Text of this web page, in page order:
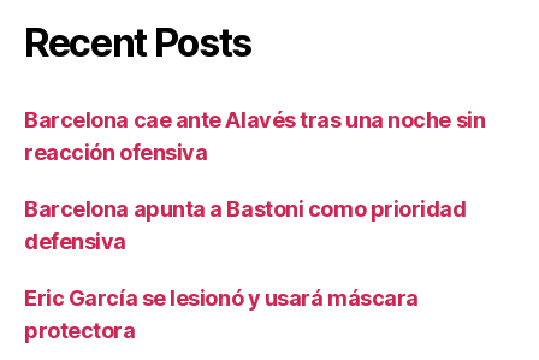
Recent Posts
Barcelona cae ante Alavés tras una noche sin
reacción ofensiva
Barcelona apunta a Bastoni como prioridad
defensiva
Eric García se lesionó y usará máscara
protectora